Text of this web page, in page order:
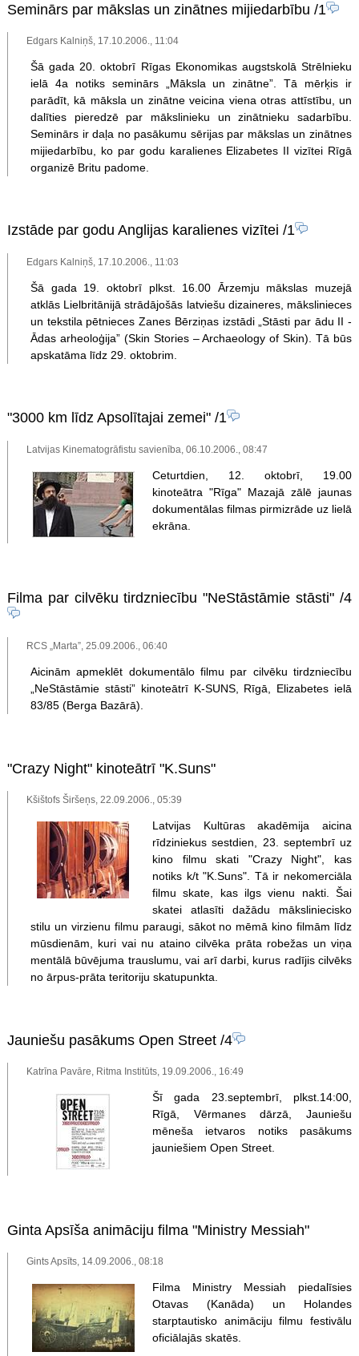
Seminārs par mākslas un zinātnes mijiedarbību /1
Edgars Kalniņš, 17.10.2006., 11:04
Šā gada 20. oktobrī Rīgas Ekonomikas augstskolā Strēlnieku
ielā 4a notiks seminārs „Māksla un zinātne”. Tā mērķis ir
parādīt, kā māksla un zinātne veicina viena otras attīstību, un
dalīties pieredzē par mākslinieku un zinātnieku sadarbību.
Seminārs ir daļa no pasākumu sērijas par mākslas un zinātnes
mijiedarbību, ko par godu karalienes Elizabetes II vizītei Rīgā
organizē Britu padome.
Izstāde par godu Anglijas karalienes vizītei /1
Edgars Kalniņš, 17.10.2006., 11:03
Šā gada 19. oktobrī plkst. 16.00 Ārzemju mākslas muzejā
atklās Lielbritānijā strādājošās latviešu dizaineres, mākslinieces
un tekstila pētnieces Zanes Bērziņas izstādi „Stāsti par ādu II -
Ādas arheoloģija” (Skin Stories – Archaeology of Skin). Tā būs
apskatāma līdz 29. oktobrim.
"3000 km līdz Apsolītajai zemei"/1
Latvijas Kinematogrāfistu savienība, 06.10.2006., 08:47
Ceturtdien, 12. oktobrī, 19.00
kinoteātra "Rīga" Mazajā zālē jaunas
dokumentālas filmas pirmizrāde uz lielā
ekrāna.
Filma par cilvēku tirdzniecību "NeStāstāmie stāsti" /4
RCS „Marta”, 25.09.2006., 06:40
Aicinām apmeklēt dokumentālo filmu par cilvēku tirdzniecību
„NeStāstāmie stāsti” kinoteātrī K-SUNS, Rīgā, Elizabetes ielā
83/85 (Berga Bazārā).
"Crazy Night" kinoteātrī "K.Suns"
Kšištofs Širšeņs, 22.09.2006., 05:39
Latvijas Kultūras akadēmija aicina
rīdziniekus sestdien, 23. septembrī uz
kino filmu skati "Crazy Night", kas
notiks k/t "K.Suns". Tā ir nekomerciāla
filmu skate, kas ilgs vienu nakti. Šai
skatei atlasīti dažādu māksliniecisko
stilu un virzienu filmu paraugi, sākot no mēmā kino filmām līdz
mūsdienām, kuri vai nu ataino cilvēka prāta robežas un viņa
mentālā būvējuma trauslumu, vai arī darbi, kurus radījis cilvēks
no ārpus-prāta teritoriju skatupunkta.
Jauniešu pasākums Open Street/4
Katrīna Pavāre, Ritma Institūts, 19.09.2006., 16:49
Šī gada 23.septembrī, plkst.14:00,
Rīgā, Vērmanes dārzā, Jauniešu
mēneša ietvaros notiks pasākums
jauniešiem Open Street.
Ginta Apsīša animāciju filma "Ministry Messiah"
Gints Apsīts, 14.09.2006., 08:18
Filma Ministry Messiah piedalīsies
Otavas (Kanāda) un Holandes
starptautisko animāciju filmu festivālu
oficiālajās skatēs.